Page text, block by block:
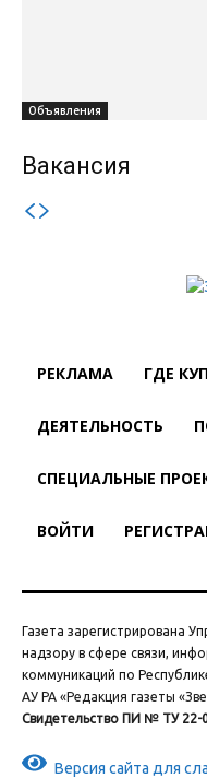
Объявления
Вакансия
РЕКЛАМА ГДЕ
ДЕЯТЕЛЬНОСТЬ
СПЕЦИАЛЬНЫЕ
ВОЙТИ
Газета зарегистрирована
надзору в сфере связи,
коммуникаций по
АУ РА «Редакция газеты
Свидетельство ПИ № ТУ 22-
Версия сайта для